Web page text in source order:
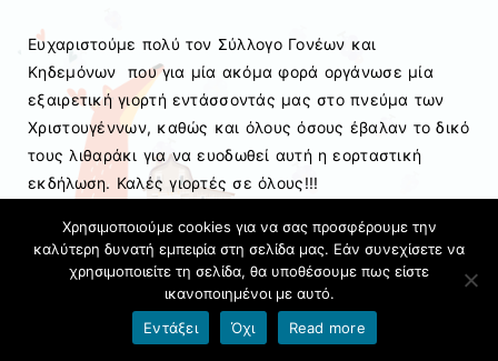
Ευχαριστούμε πολύ τον Σύλλογο Γονέων και
Κηδεμόνων που για μία ακόμα φορά οργάνωσε μία
εξαιρετική γιορτή εντάσσοντάς μας στο πνεύμα των
Χριστουγέννων, καθώς και όλους όσους έβαλαν το δικό
τους λιθαράκι για να ευοδωθεί αυτή η εορταστική
εκδήλωση. Καλές γιορτές σε όλους!!!
Χρησιμοποιούμε cookies για να σας προσφέρουμε την
καλύτερη δυνατή εμπειρία στη σελίδα μας. Εάν συνεχίσετε να
χρησιμοποιείτε τη σελίδα, θα υποθέσουμε πως είστε
ικανοποιημένοι με αυτό.
Εντάξει
Όχι Read more